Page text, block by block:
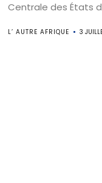
Centrale des États
L’ AUTRE AFRIQUE 3